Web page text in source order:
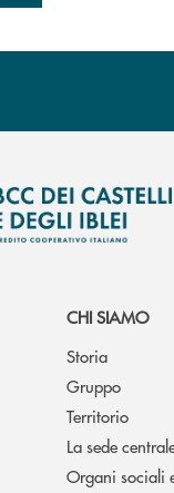
CHI SIAMO
Storia
Gruppo
Territorio
La sede
Organi sociali